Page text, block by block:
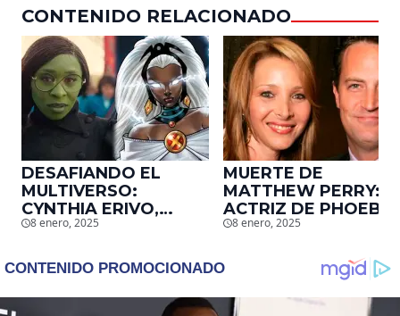
CONTENIDO RELACIONADO
DESAFIANDO EL
MULTIVERSO:
CYNTHIA ERIVO,
PROTAGONISTA DE
SER STORM EN EL
8 enero, 2025
MUERTE DE
MATTHEW PERRY:
ACTRIZ DE PHOEBE,
EN ‘FRIENDS’,
EMOTIVO MENSAJE
QUE EL ACTOR LE
DEJÓ
8 enero, 2025